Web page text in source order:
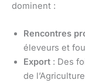
dominent :
Rencontres
éleveurs et
Export : Des
de